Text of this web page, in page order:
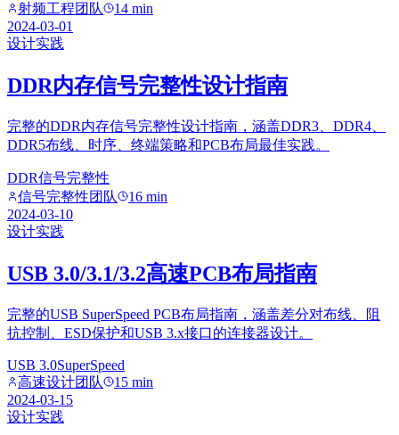
射频工程团队
14 min
2024-03-01
设计实践
DDR内存信号完整性设计指南
完整的DDR内存信号完整性设计指南，涵盖DDR3、DDR4、
DDR5布线、时序、终端策略和PCB布局最佳实践。
DDR信号完整性
信号完整性团队
16 min
2024-03-10
设计实践
USB 3.0/3.1/3.2高速PCB布局指南
完整的USB SuperSpeed PCB布局指南，涵盖差分对布线、阻
抗控制、ESD保护和USB 3.x接口的连接器设计。
USB 3.0SuperSpeed
高速设计团队
15 min
2024-03-15
设计实践